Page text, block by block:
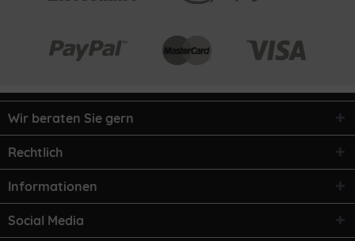
Wir beraten Sie gern
Rechtlich
Informationen
Social Media